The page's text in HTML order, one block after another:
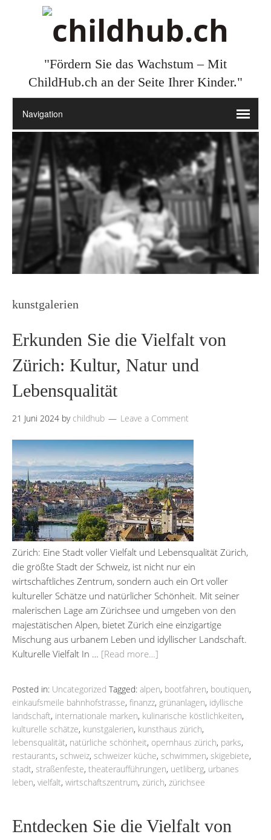
"Fördern Sie das Wachstum – Mit
ChildHub.ch an der Seite Ihrer Kinder."
kunstgalerien
Erkunden Sie die Vielfalt von
Zürich: Kultur, Natur und
Lebensqualität
21 Juni 2024 by childhub Leave a Comment
Zürich: Eine Stadt voller Vielfalt und Lebensqualität Zürich,
die größte Stadt der Schweiz, ist nicht nur ein
wirtschaftliches Zentrum, sondern auch ein Ort voller
kultureller Schätze und natürlicher Schönheit. Mit seiner
malerischen Lage am Zürichsee und umgeben von den
majestätischen Alpen, bietet Zürich eine einzigartige
Mischung aus urbanem Leben und idyllischer Landschaft.
Kulturelle Vielfalt In … [Read more…]
Posted in: Uncategorized Tagged: alpen, bootfahren, boutiquen,
einkaufsmeile bahnhofstrasse, finanzz, grünanlagen, idyllische
landschaft, internationale marken, kulinarische köstlichkeiten,
kulturelle schätze, kunstgalerien, kunsthaus zürich,
lebensqualität, natürliche schönheit, opernhaus zürich, parks,
restaurants, schweiz, schweizer küche, schwimmen, skigebiete,
stadt, straßenfeste, theateraufführungen, uetliberg, urbanes
leben, vielfalt, wirtschaftszentrum, zürich, zürichsee
Entdecken Sie die Vielfalt von